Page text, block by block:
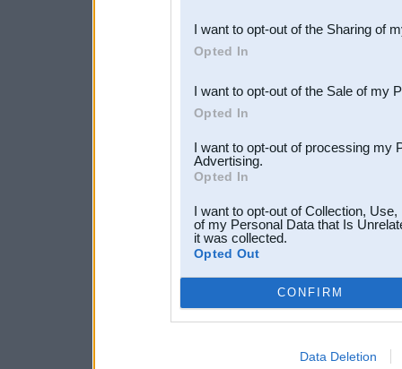
Downstream Participants
third parties.
I want to opt-out of the Sharing of
Opted In
I want to opt-out of the Sale of my
Opted In
I want to opt-out of processing my
Advertising.
Opted In
I want to opt-out of Collection,
of my Personal Data that Is
it was collected.
Opted Out
CONFIRM
Data Deletion